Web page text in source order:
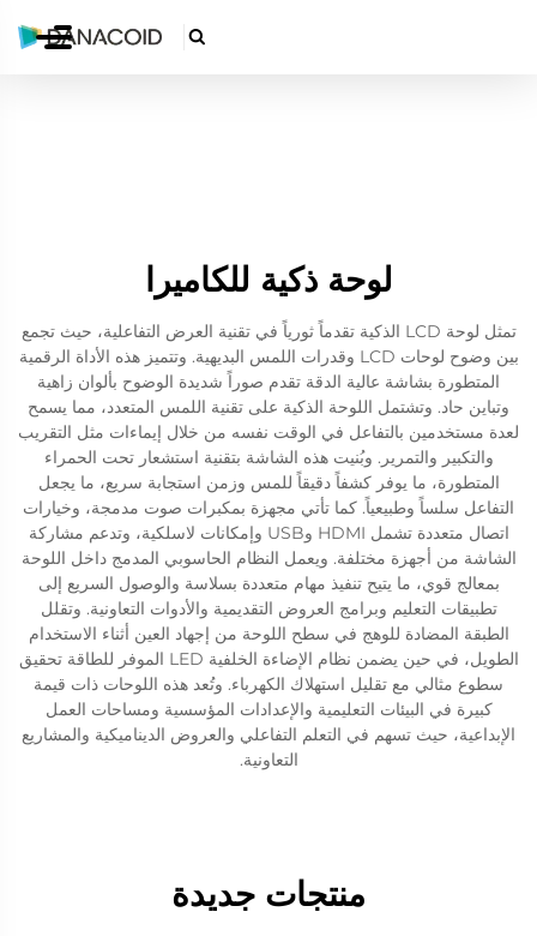

لوحة ذكية للكاميرا
تمثل لوحة LCD الذكية تقدماً ثورياً في تقنية العرض التفاعلية، حيث تجمع
بين وضوح لوحات LCD وقدرات اللمس البديهية. وتتميز هذه الأداة الرقمية
المتطورة بشاشة عالية الدقة تقدم صوراً شديدة الوضوح بألوان زاهية
وتباين حاد. وتشتمل اللوحة الذكية على تقنية اللمس المتعدد، مما يسمح
لعدة مستخدمين بالتفاعل في الوقت نفسه من خلال إيماءات مثل التقريب
والتكبير والتمرير. وبُنيت هذه الشاشة بتقنية استشعار تحت الحمراء
المتطورة، ما يوفر كشفاً دقيقاً للمس وزمن استجابة سريع، ما يجعل
التفاعل سلساً وطبيعياً. كما تأتي مجهزة بمكبرات صوت مدمجة، وخيارات
اتصال متعددة تشمل HDMI وUSB وإمكانات لاسلكية، وتدعم مشاركة
الشاشة من أجهزة مختلفة. ويعمل النظام الحاسوبي المدمج داخل اللوحة
بمعالج قوي، ما يتيح تنفيذ مهام متعددة بسلاسة والوصول السريع إلى
تطبيقات التعليم وبرامج العروض التقديمية والأدوات التعاونية. وتقلل
الطبقة المضادة للوهج في سطح اللوحة من إجهاد العين أثناء الاستخدام
الطويل، في حين يضمن نظام الإضاءة الخلفية LED الموفر للطاقة تحقيق
سطوع مثالي مع تقليل استهلاك الكهرباء. وتُعد هذه اللوحات ذات قيمة
كبيرة في البيئات التعليمية والإعدادات المؤسسية ومساحات العمل
الإبداعية، حيث تسهم في التعلم التفاعلي والعروض الديناميكية والمشاريع
التعاونية.
منتجات جديدة